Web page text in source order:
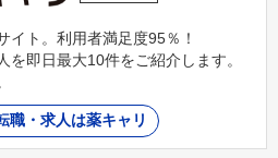
イト。利用者満足度95％！
を即日最大10件をご紹介します。
職・求人は薬キャリ